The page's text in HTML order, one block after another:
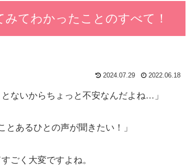
てわかったことのすべて！
2024.07.29 2022.06.18
ないからちょっと不安なんだよね…」
あるひとの声が聞きたい！」
ごく大変ですよね。